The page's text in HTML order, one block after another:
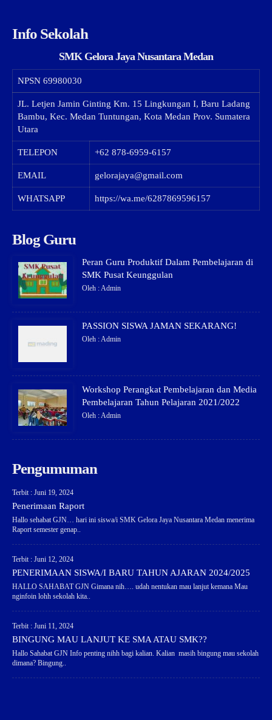
Info Sekolah
SMK Gelora Jaya Nusantara Medan
NPSN 69980030
JL. Letjen Jamin Ginting Km. 15 Lingkungan I, Baru Ladang
Bambu, Kec. Medan Tuntungan, Kota Medan Prov. Sumatera
Utara
TELEPON +62 878-6959-6157
EMAIL gelorajaya@gmail.com
WHATSAPP https://wa.me/6287869596157
Blog Guru
Peran Guru Produktif Dalam Pembelajaran di
SMK Pusat Keunggulan
Oleh : Admin
PASSION SISWA JAMAN SEKARANG!
Oleh : Admin
Workshop Perangkat Pembelajaran dan Media
Pembelajaran Tahun Pelajaran 2021/2022
Oleh : Admin
Pengumuman
Terbit : Juni 19, 2024
Penerimaan Raport
Hallo sehabat GJN… hari ini siswa/i SMK Gelora Jaya Nusantara Medan menerima
Raport semester genap..
Terbit : Juni 12, 2024
PENERIMAAN SISWA/I BARU TAHUN AJARAN 2024/2025
HALLO SAHABAT GJN Gimana nih…. udah nentukan mau lanjut kemana Mau
nginfoin lohh sekolah kita..
Terbit : Juni 11, 2024
BINGUNG MAU LANJUT KE SMA ATAU SMK??
Hallo Sahabat GJN Info penting nihh bagi kalian. Kalian masih bingung mau sekolah
dimana? Bingung..